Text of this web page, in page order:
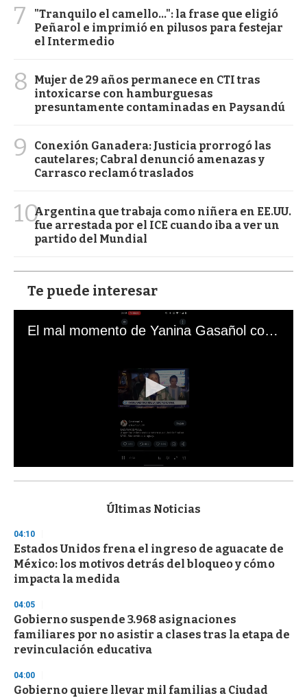
7
"Tranquilo el camello...": la frase que eligió
Peñarol e imprimió en pilusos para festejar
el Intermedio
8
Mujer de 29 años permanece en CTI tras
intoxicarse con hamburguesas
presuntamente contaminadas en Paysandú
9
Conexión Ganadera: Justicia prorrogó las
cautelares; Cabral denunció amenazas y
Carrasco reclamó traslados
10Argentina que trabaja como niñera en EE.UU.
fue arrestada por el ICE cuando iba a ver un
partido del Mundial
Te puede interesar
El mal momento de Yanina Gasañol con un hincha argentino en "Subrayado"
s
d
s
o
f
3
s
e
c
o
n
Últimas Noticias
04:10
Estados Unidos frena el ingreso de aguacate de
México: los motivos detrás del bloqueo y cómo
impacta la medida
04:05
Gobierno suspende 3.968 asignaciones
familiares por no asistir a clases tras la etapa de
revinculación educativa
04:00
Gobierno quiere llevar mil familias a Ciudad